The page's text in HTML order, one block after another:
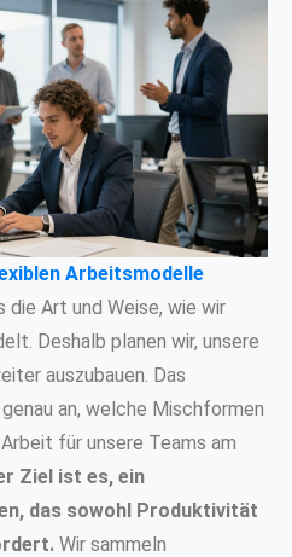
Arbeitsmodelle
die Art und Weise, wie wir
Deshalb planen wir, unsere
auszubauen. Das
an, welche Mischformen
für unsere Teams am
Ziel ist es, ein
das sowohl Produktivität
Wir sammeln